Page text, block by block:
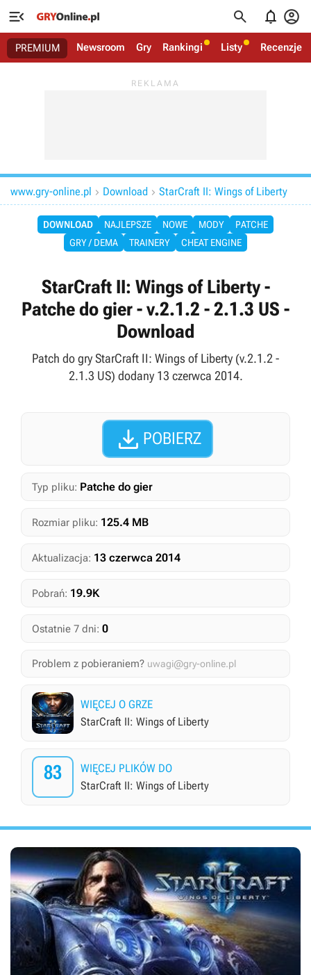
   
PREMIUM Newsroom Gry Rankingi Listy Recenzje
www.gry-online.pl  Download  StarCraft II: Wings of Liberty
DOWNLOAD NAJLEPSZE NOWE MODY
PATCHE
GRY / DEMA
TRAINERY CHEAT ENGINE
StarCraft II: Wings of Liberty -
Patche do gier - v.2.1.2 - 2.1.3 US -
Download
Patch do gry StarCraft II: Wings of Liberty (v.2.1.2 -
2.1.3 US) dodany 13 czerwca 2014.
 POBIERZ
Typ pliku: Patche do gier
Rozmiar pliku: 125.4 MB
Aktualizacja: 13 czerwca 2014
Pobrań: 19.9K
Ostatnie 7 dni: 0
Problem z pobieraniem? uwagi@gry-online.pl
WIĘCEJ O GRZE
StarCraft II: Wings of Liberty
83
WIĘCEJ PLIKÓW DO
StarCraft II: Wings of Liberty